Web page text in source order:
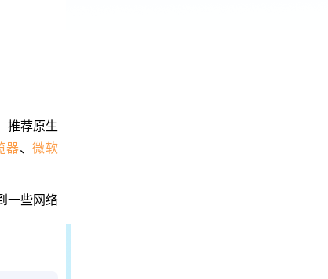
推荐原生
器、微软
一些网络